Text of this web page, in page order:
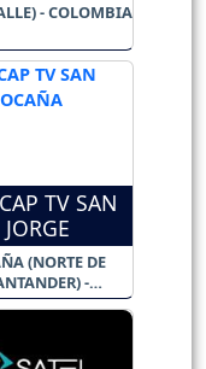
- COLOMBIA
TV SAN
JORGE
(NORTE DE
-